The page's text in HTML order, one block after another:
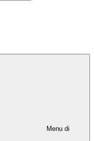
Menu di